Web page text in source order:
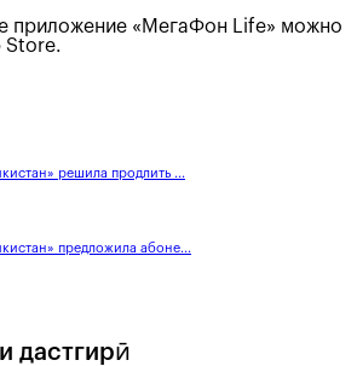
приложение «МегаФон Life» можно
Store.
решила продлить ...
предложила абоне...
дастгирӣ